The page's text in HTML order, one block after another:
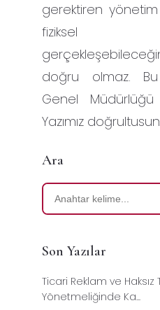
gerektiren
fiziksel
doğru olmaz.
Genel
Yazımız
Ara
Son Yazılar
Ticari Reklam ve
Yönetmeliğinde Ka...